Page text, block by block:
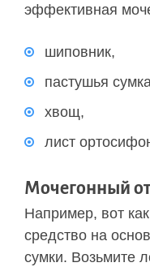
эффективная
шиповник,
пастушья
хвощ,
лист
Мочегонный
Например, вот
средство на
сумки. Возьмите